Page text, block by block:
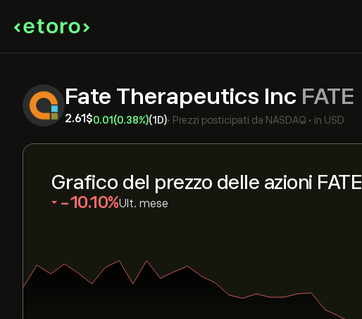
Fate Therapeutics Inc FATE
2.61‎$‎0.01 (0.38%)(1D)• Prezzi posticipati da NASDAQ • in USD
Grafico del prezzo delle azioni FATE
‎-10.10‎ Ult. mese